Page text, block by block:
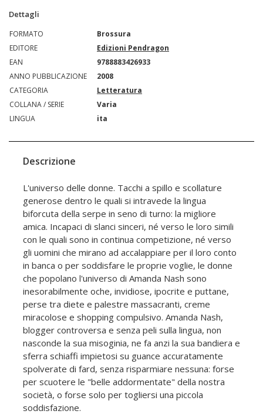
Dettagli
FORMATO
Brossura
EDITORE
Edizioni Pendragon
EAN
9788883426933
ANNO PUBBLICAZIONE
2008
CATEGORIA
Letteratura
COLLANA / SERIE
Varia
LINGUA
ita
Descrizione
L'universo delle donne. Tacchi a spillo e scollature
generose dentro le quali si intravede la lingua
biforcuta della serpe in seno di turno: la migliore
amica. Incapaci di slanci sinceri, né verso le loro simili
con le quali sono in continua competizione, né verso
gli uomini che mirano ad accalappiare per il loro conto
in banca o per soddisfare le proprie voglie, le donne
che popolano l'universo di Amanda Nash sono
inesorabilmente oche, invidiose, ipocrite e puttane,
perse tra diete e palestre massacranti, creme
miracolose e shopping compulsivo. Amanda Nash,
blogger controversa e senza peli sulla lingua, non
nasconde la sua misoginia, ne fa anzi la sua bandiera e
sferra schiaffi impietosi su guance accuratamente
spolverate di fard, senza risparmiare nessuna: forse
per scuotere le "belle addormentate" della nostra
società, o forse solo per togliersi una piccola
soddisfazione.